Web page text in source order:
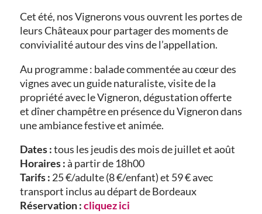
Cet été, nos Vignerons vous ouvrent les portes de
leurs Châteaux pour partager des moments de
convivialité autour des vins de l’appellation.
Au programme : balade commentée au cœur des
vignes avec un guide naturaliste, visite de la
propriété avec le Vigneron, dégustation offerte
et dîner champêtre en présence du Vigneron dans
une ambiance festive et animée.
Dates :tous les jeudis des mois de juillet et août
Horaires :à partir de 18h00
Tarifs : 25 €/adulte (8 €/enfant) et 59 € avec
transport inclus au départ de Bordeaux
Réservation :cliquez ici